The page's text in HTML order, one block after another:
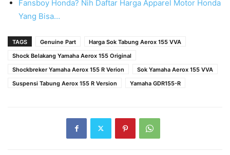
Fansboy Honda? Nih Daftar Harga Apparel Motor Honda
Yang Bisa…
TAGS Genuine Part
Harga Sok Tabung Aerox 155 VVA
Shock Belakang Yamaha Aerox 155 Original
Shockbreker Yamaha Aerox 155 R Verion
Sok Yamaha Aerox 155 VVA
Suspensi Tabung Aerox 155 R Version
Yamaha GDR155-R